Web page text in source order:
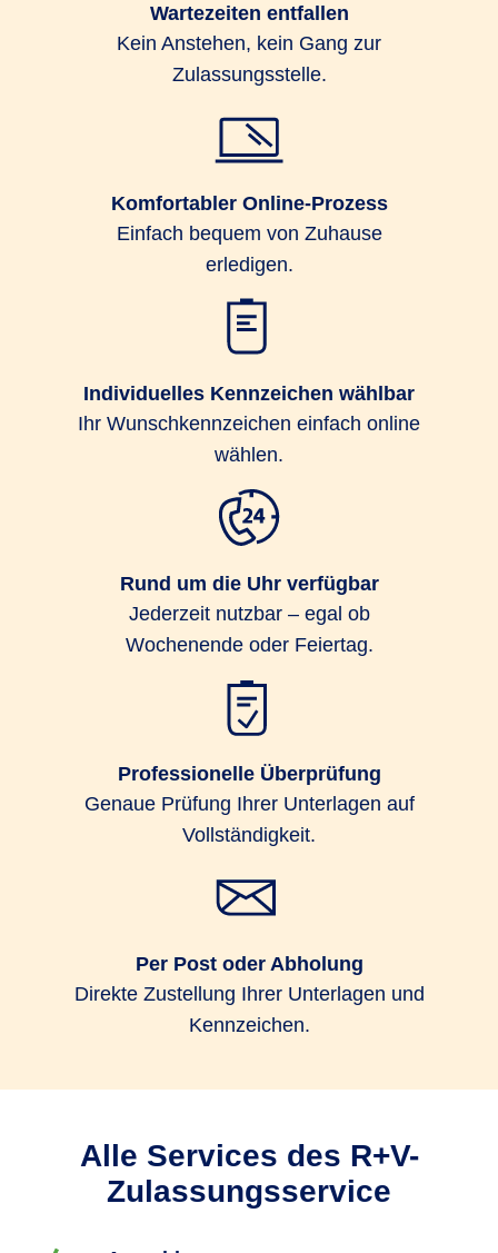
Wartezeiten entfallen
Kein Anstehen, kein Gang zur
Zulassungsstelle.
Komfortabler Online-Prozess
Einfach bequem von Zuhause
erledigen.
Individuelles Kennzeichen wählbar
Ihr Wunschkennzeichen einfach online
wählen.
Rund um die Uhr verfügbar
Jederzeit nutzbar – egal ob
Wochenende oder Feiertag.
Professionelle Überprüfung
Genaue Prüfung Ihrer Unterlagen auf
Vollständigkeit.
Per Post oder Abholung
Direkte Zustellung Ihrer Unterlagen und
Kennzeichen.
Alle Services des R+V-
Zulassungsservice